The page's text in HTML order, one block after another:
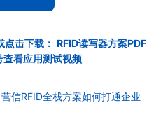
击下载： RFID读写器方案PDF
查看应用测试视频
信RFID全栈方案如何打通企业